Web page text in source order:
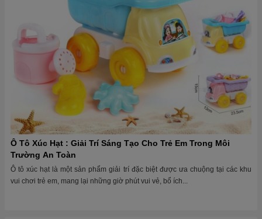
Ô Tô Xúc Hạt : Giải Trí Sáng Tạo Cho Trẻ Em Trong Môi
Trường An Toàn
Ô tô xúc hạt là một sản phẩm giải trí đặc biệt được ưa chuộng tại các khu
vui chơi trẻ em, mang lại những giờ phút vui vẻ, bổ ích...